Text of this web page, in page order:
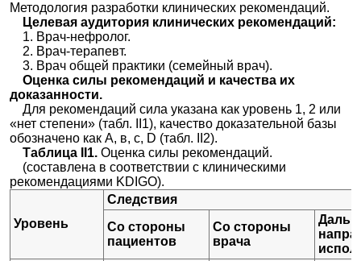
Методология разработки клинических рекомендаций.
Целевая аудитория клинических рекомендаций:
1. Врач-нефролог.
2. Врач-терапевт.
3. Врач общей практики (семейный врач).
Оценка силы рекомендаций и качества их
доказанности.
Для рекомендаций сила указана как уровень 1, 2 или
«нет степени» (табл. II1), качество доказательной базы
обозначено как A, в, с, D (табл. II2).
Таблица II1.Оценка силы рекомендаций.
(составлена в соответствии с клиническими
рекомендациями KDIGO).
Уровень
Следствия
Со стороны
пациентов
Со стороны
врача